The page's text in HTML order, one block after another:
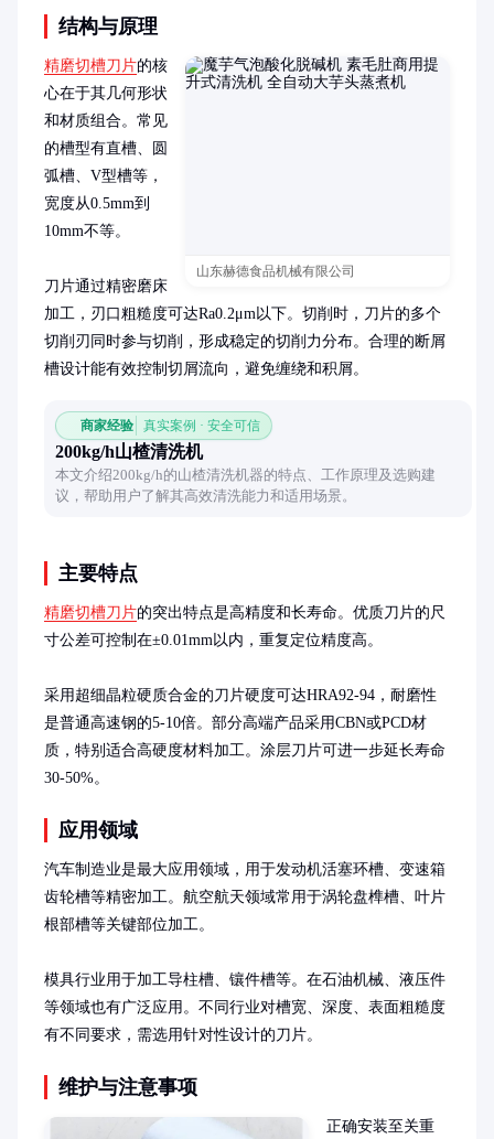
结构与原理
山东赫德食品机械有限公司
精磨切槽刀片的核
心在于其几何形状
和材质组合。常见
的槽型有直槽、圆
弧槽、V型槽等，
宽度从0.5mm到
10mm不等。
刀片通过精密磨床
加工，刃口粗糙度可达Ra0.2μm以下。切削时，刀片的多个
切削刃同时参与切削，形成稳定的切削力分布。合理的断屑
槽设计能有效控制切屑流向，避免缠绕和积屑。
商家经验 真实案例 · 安全可信
200kg/h山楂清洗机
本文介绍200kg/h的山楂清洗机器的特点、工作原理及选购建
议，帮助用户了解其高效清洗能力和适用场景。
主要特点
精磨切槽刀片的突出特点是高精度和长寿命。优质刀片的尺
寸公差可控制在±0.01mm以内，重复定位精度高。
采用超细晶粒硬质合金的刀片硬度可达HRA92-94，耐磨性
是普通高速钢的5-10倍。部分高端产品采用CBN或PCD材
质，特别适合高硬度材料加工。涂层刀片可进一步延长寿命
30-50%。
应用领域
汽车制造业是最大应用领域，用于发动机活塞环槽、变速箱
齿轮槽等精密加工。航空航天领域常用于涡轮盘榫槽、叶片
根部槽等关键部位加工。
模具行业用于加工导柱槽、镶件槽等。在石油机械、液压件
等领域也有广泛应用。不同行业对槽宽、深度、表面粗糙度
有不同要求，需选用针对性设计的刀片。
维护与注意事项
正确安装至关重